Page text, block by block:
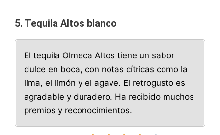
5. Tequila Altos blanco
El tequila Olmeca Altos tiene un sabor
dulce en boca, con notas cítricas como la
lima, el limón y el agave. El retrogusto es
agradable y duradero. Ha recibido muchos
premios y reconocimientos.